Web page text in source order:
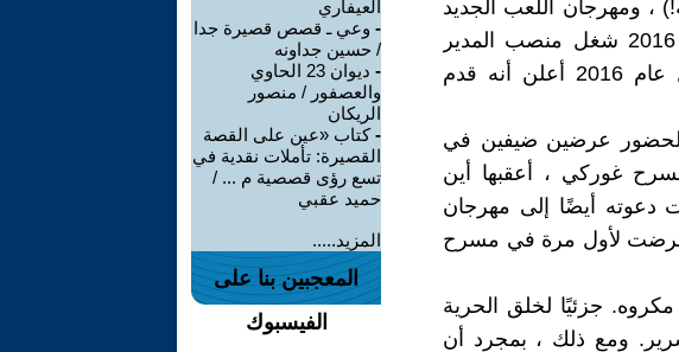
الحقيقة!) ، ومهرجان اللعب الجديد
الذي تم تطويره في في دوسلدورف. من 2014 إلى 2016 شغل منصب المدير
الفني للمسرح الوطني الكرواتي في رييكا. في أوائل عام 2016 أعلن أنه قدم
) لحضور عرضين ضيفين في
غوركي ، أعقبها أين
دعوته أيضًا إلى مهرجان
عُرضت لأول مرة في مسرح
جزئيًا لخلق الحرية
ومع ذلك ، بمجرد أن
العيفاري
- وعي ـ قصص قصيرة جدا
/ حسين جداونه
-
ديوان 23 الحاوي
والعصفور / منصور
الريكان
-كتاب «عين على القصة
القصيرة: تأملات نقدية في
تسع رؤى قصصية م ... /
حميد عقبي
المزيد.....
المعجبين بنا على
الفيسبوك